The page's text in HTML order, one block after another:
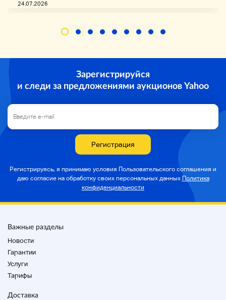
Если вам нужны подробные
фотографии,
Вы можете отправить изображение через
* Мы также продаем наши продукты, поэтому
вы можете отменить их даже во время торгов.
Если у вас нет оборудования, пожалуйста,
свяжитесь с нами.
Домой
Детали доставки
Фондовый список
24.07.2026
Зарегистрируйся
и следи за предложениями аукционов Yahoo
Регистрация
Регистрируясь, я принимаю условия Пользовательского соглашения и
даю согласие на обработку своих персональных данных Политика
конфиденциальности
Важные разделы
Новости
Гарантии
Услуги
Тарифы
Доставка